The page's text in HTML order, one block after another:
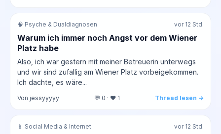
🧠 Psyche & Dualdiagnosen vor 12 Std.
Warum ich immer noch Angst vor dem Wiener
Platz habe
Also, ich war gestern mit meiner Betreuerin unterwegs
und wir sind zufallig am Wiener Platz vorbeigekommen.
Ich dachte, es wäre...
Von jessyyyyy 💬 0 · ❤️ 1 Thread lesen →
📱 Social Media & Internet vor 12 Std.